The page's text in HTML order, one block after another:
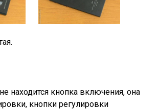
находится кнопка включения, она
кнопки регулировки